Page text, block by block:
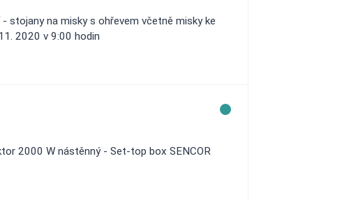
stojany na misky s ohřevem včetně misky ke
2020 v 9:00 hodin
2000 W nástěnný - Set-top box SENCOR